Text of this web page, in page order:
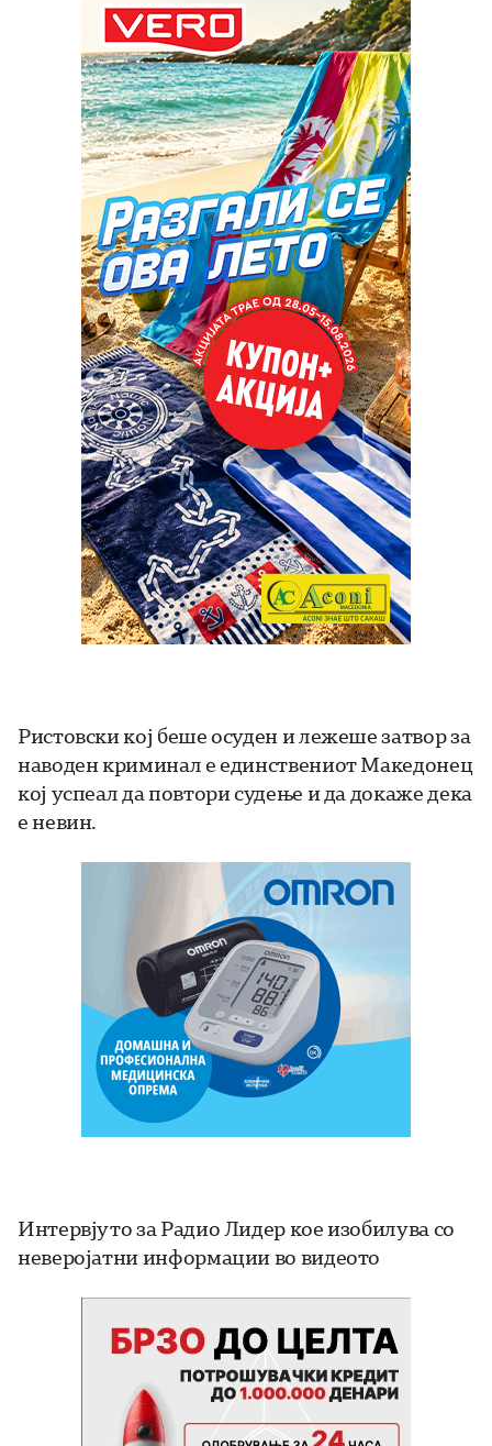
Ристовски кој беше осуден и лежеше затвор за
наводен криминал е единствениот Македонец
кој успеал да повтори судење и да докаже дека
е невин.
Интервјуто за Радио Лидер кое изобилува со
неверојатни информации во видеото